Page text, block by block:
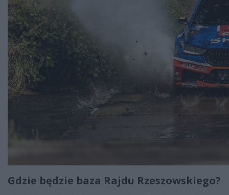
Gdzie będzie baza Rajdu Rzeszowskiego?